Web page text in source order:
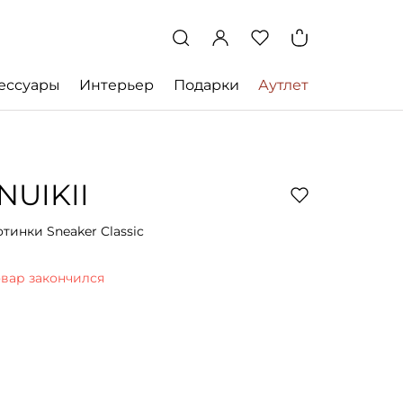
Интерьер Подарки Аутлет
Sneaker Classic
закончился